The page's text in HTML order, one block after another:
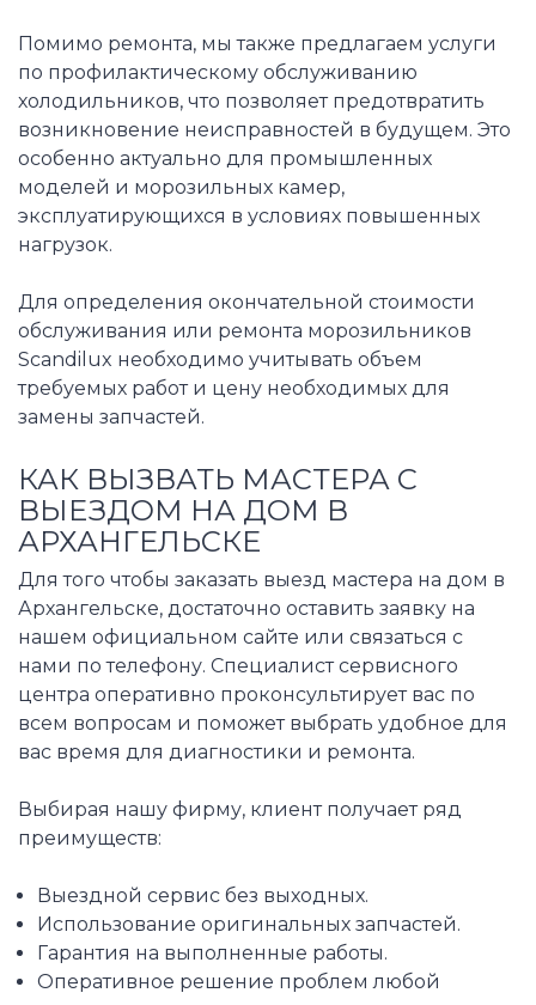
Помимо ремонта, мы также предлагаем услуги
по профилактическому обслуживанию
холодильников, что позволяет предотвратить
возникновение неисправностей в будущем. Это
особенно актуально для промышленных
моделей и морозильных камер,
эксплуатирующихся в условиях повышенных
нагрузок.
Для определения окончательной стоимости
обслуживания или ремонта морозильников
Scandilux необходимо учитывать объем
требуемых работ и цену необходимых для
замены запчастей.
КАК ВЫЗВАТЬ МАСТЕРА С
ВЫЕЗДОМ НА ДОМ В
АРХАНГЕЛЬСКЕ
Для того чтобы заказать выезд мастера на дом в
Архангельске, достаточно оставить заявку на
нашем официальном сайте или связаться с
нами по телефону. Специалист сервисного
центра оперативно проконсультирует вас по
всем вопросам и поможет выбрать удобное для
вас время для диагностики и ремонта.
Выбирая нашу фирму, клиент получает ряд
преимуществ:
Выездной сервис без выходных.
Использование оригинальных запчастей.
Гарантия на выполненные работы.
Оперативное решение проблем любой